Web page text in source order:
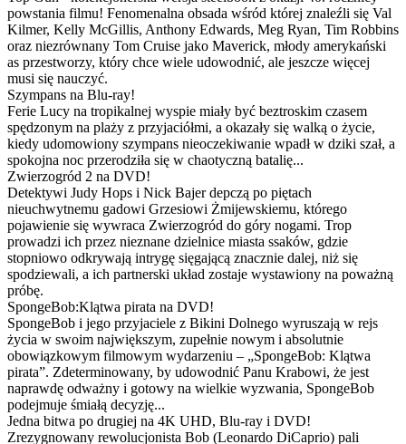
powstania filmu! Fenomenalna obsada wśród której znaleźli się Val
Kilmer, Kelly McGillis, Anthony Edwards, Meg Ryan, Tim Robbins
oraz niezrównany Tom Cruise jako Maverick, młody amerykański
as przestworzy, który chce wiele udowodnić, ale jeszcze więcej
musi się nauczyć.
Szympans na Blu-ray!
Ferie Lucy na tropikalnej wyspie miały być beztroskim czasem
spędzonym na plaży z przyjaciółmi, a okazały się walką o życie,
kiedy udomowiony szympans nieoczekiwanie wpadł w dziki szał, a
spokojna noc przerodziła się w chaotyczną batalię...
Zwierzogród 2 na DVD!
Detektywi Judy Hops i Nick Bajer depczą po piętach
nieuchwytnemu gadowi Grzesiowi Żmijewskiemu, którego
pojawienie się wywraca Zwierzogród do góry nogami. Trop
prowadzi ich przez nieznane dzielnice miasta ssaków, gdzie
stopniowo odkrywają intrygę sięgającą znacznie dalej, niż się
spodziewali, a ich partnerski układ zostaje wystawiony na poważną
próbę.
SpongeBob:Klątwa pirata na DVD!
SpongeBob i jego przyjaciele z Bikini Dolnego wyruszają w rejs
życia w swoim największym, zupełnie nowym i absolutnie
obowiązkowym filmowym wydarzeniu – „SpongeBob: Klątwa
pirata”. Zdeterminowany, by udowodnić Panu Krabowi, że jest
naprawdę odważny i gotowy na wielkie wyzwania, SpongeBob
podejmuje śmiałą decyzję...
Jedna bitwa po drugiej na 4K UHD, Blu-ray i DVD!
Zrezygnowany rewolucjonista Bob (Leonardo DiCaprio) pali